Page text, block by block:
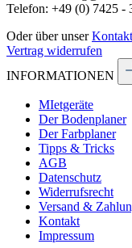
Telefon: +49 (0) 7425 -
Oder über unser
Vertrag widerrufen
INFORMATIONEN
MIetgeräte
Der Bodenplaner
Der Farbplaner
Tipps & Tricks
AGB
Datenschutz
Widerrufsrecht
Versand &
Kontakt
Impressum